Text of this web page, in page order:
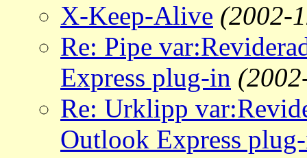
X-Keep-Alive (2002-
Re: Pipe
Express plug-in
Re: Urklipp
Outlook Express